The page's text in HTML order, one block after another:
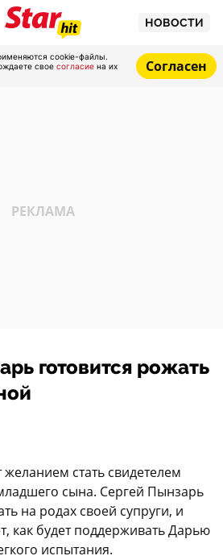
НОВОСТИ
cookie-файлы.
свое согласие на их
Согласен
готовится рожать
стать свидетелем
сына. Сергей Пынзарь
на родах своей супруги, и
как будет поддерживать Дарью
испытания.